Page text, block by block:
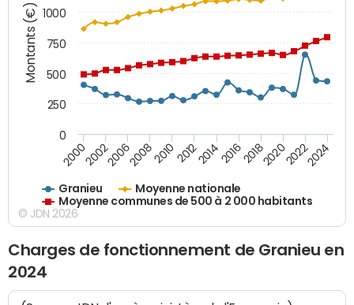
Montants (€)
Granieu
Moyenne nationale
Moyenne communes de 500 à 2 000 habitants
200020022006200820102012201420162018202020222024
0
250
500
750
1000
© JDN 2026
Charges de fonctionnement de Granieu en
2024